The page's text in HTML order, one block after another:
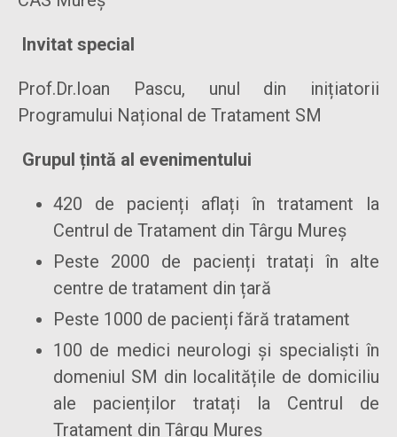
Invitat special
Prof.Dr.Ioan Pascu, unul din inițiatorii
Programului Național de Tratament SM
Grupul țintă al evenimentului
420 de pacienți aflați în tratament la
Centrul de Tratament din Târgu Mureș
Peste 2000 de pacienți tratați în alte
centre de tratament din țară
Peste 1000 de pacienți fără tratament
100 de medici neurologi și specialiști în
domeniul SM din localitățile de domiciliu
ale pacienților tratați la Centrul de
Tratament din Târgu Mureș